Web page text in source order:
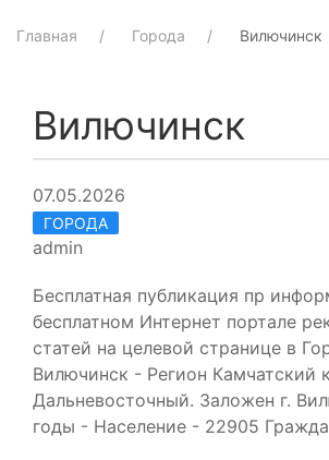
Главная Города Вилючинск
Вилючинск
07.05.2026
ГОРОДА
admin
Бесплатная публикация пр
бесплатном Интернет портале
статей на целевой странице в
Вилючинск - Регион Камчатский
Дальневосточный. Заложен г.
годы - Население - 22905